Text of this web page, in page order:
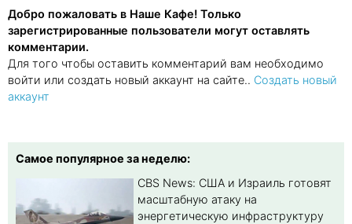
Добро пожаловать в Наше Кафе! Только
зарегистрированные пользователи могут оставлять
комментарии.
Для того чтобы оставить комментарий вам необходимо
войти или создать новый аккаунт на сайте.. Создать новый
аккаунт
Самое популярное за неделю:
CBS News: США и Израиль готовят
масштабную атаку на
энергетическую инфраструктуру